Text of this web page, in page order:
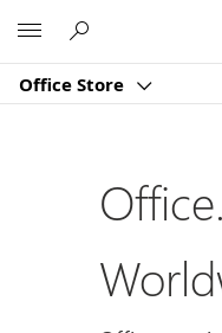
Office Store